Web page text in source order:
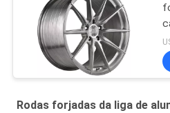
Rodas forjadas da liga de